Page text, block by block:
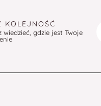
KOLEJNOŚĆ
wiedzieć, gdzie jest Twoje